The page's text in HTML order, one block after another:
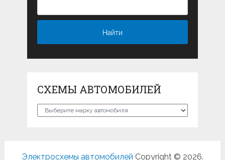
СХЕМЫ АВТОМОБИЛЕЙ
Схемы
Электросхемы автомобилей Copyright © 2026.